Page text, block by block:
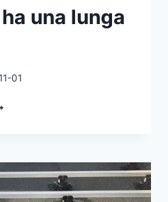
una lunga
01